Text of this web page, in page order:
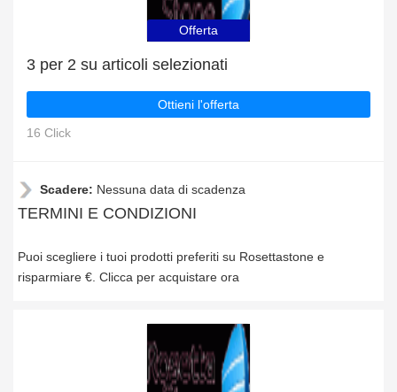
Offerta
3 per 2 su articoli selezionati
Ottieni l'offerta
16 Click
Scadere: Nessuna data di scadenza
TERMINI E CONDIZIONI
Puoi scegliere i tuoi prodotti preferiti su Rosettastone e
risparmiare €. Clicca per acquistare ora